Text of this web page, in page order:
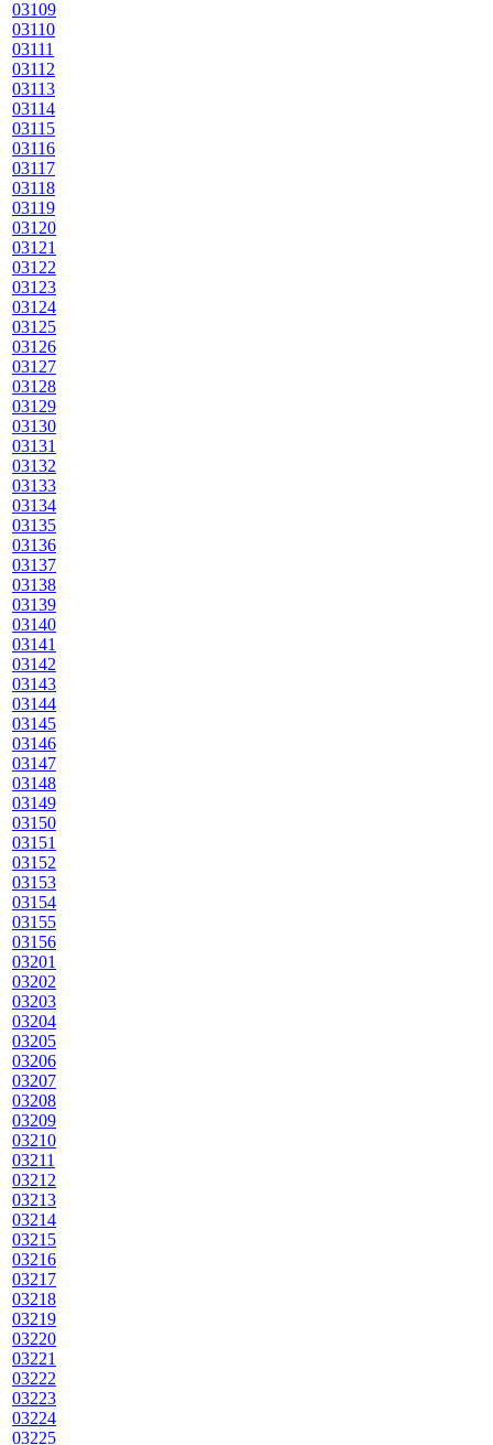
03109
03110
03111
03112
03113
03114
03115
03116
03117
03118
03119
03120
03121
03122
03123
03124
03125
03126
03127
03128
03129
03130
03131
03132
03133
03134
03135
03136
03137
03138
03139
03140
03141
03142
03143
03144
03145
03146
03147
03148
03149
03150
03151
03152
03153
03154
03155
03156
03201
03202
03203
03204
03205
03206
03207
03208
03209
03210
03211
03212
03213
03214
03215
03216
03217
03218
03219
03220
03221
03222
03223
03224
03225